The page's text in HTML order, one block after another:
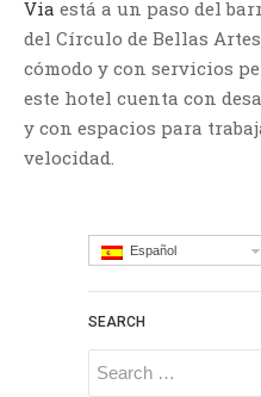
Via está a un paso del
del Círculo de Bellas
cómodo y con servicios
este hotel cuenta con
y con espacios para
velocidad.
Español
SEARCH